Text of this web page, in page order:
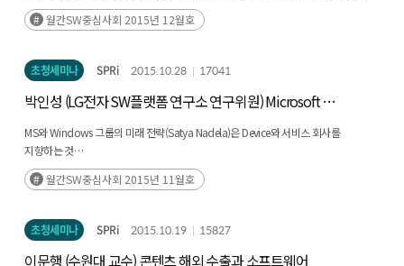
생태계 양성이 시급하다 발언함
이어서 O2O의 급진적인 산업적용으로 인해 금융, 운수, 의료산업 등 인허가 사업의
규제하는 정부부처와 IT정책 부서간의 규제 중첩현상 또한 이슈가 되고 있다 소개함
월간SW중심사회 2015년 12월호
초청세미나 SPRi 2015.10.28 17041
박인성 (LG전자 SW플랫폼 연구소 연구위원) Microsoft OS
개발 이야기
MS와 Windows 그룹의 미래 전략(Satya Nadela)은 Device와 서비스 회사를
지향하는 것
Lesson Learned: 최적화된 시스템은 없고 항상 배우는 시스템이 있을 뿐이며 냉철한
성과 분석과 대응이 중요하고, 소프트웨어 품질과 보안이 중요하며, 끊임없는 조직과
월간SW중심사회 2015년 11월호
초청세미나 SPRi 2015.10.19 15827
이문행 (수원대 교수) 콘텐츠 해외 수출과 소프트웨어